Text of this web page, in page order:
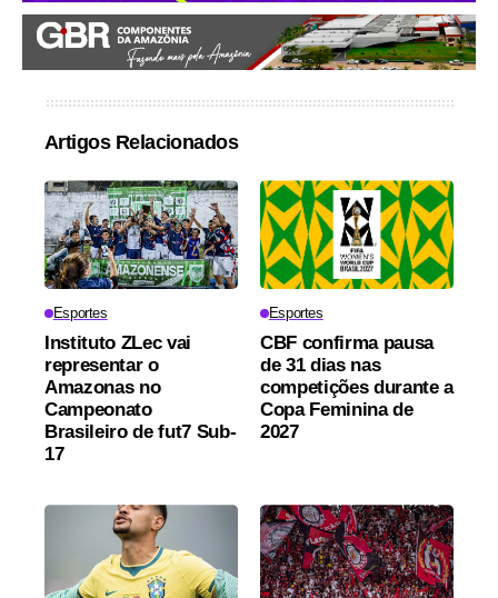
Artigos Relacionados
Esportes
Instituto ZLec vai
representar o
Amazonas no
Campeonato
Brasileiro de fut7 Sub-
17
Esportes
CBF confirma pausa
de 31 dias nas
competições durante a
Copa Feminina de
2027